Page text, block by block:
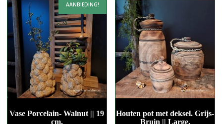
AANBIEDING!
Vase Porcelain- Walnut || 19
cm.
Houten pot met deksel. Grijs-
Bruin || Large.